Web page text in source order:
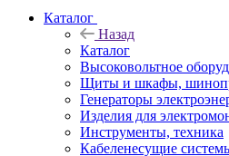
Каталог
Назад
Каталог
Высоковольтное
Щиты и шкафы,
Генераторы
Изделия для
Инструменты, техника
Кабеленесущие